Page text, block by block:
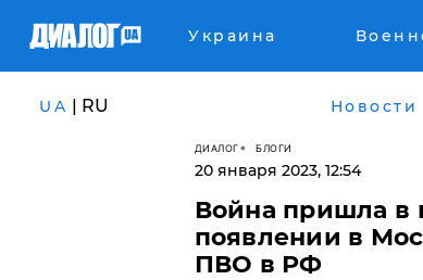
Украина
UA | RU Новости
ДИАЛОГ БЛОГИ
20 января 2023, 12:54
Война пришла в
появлении в
ПВО в РФ